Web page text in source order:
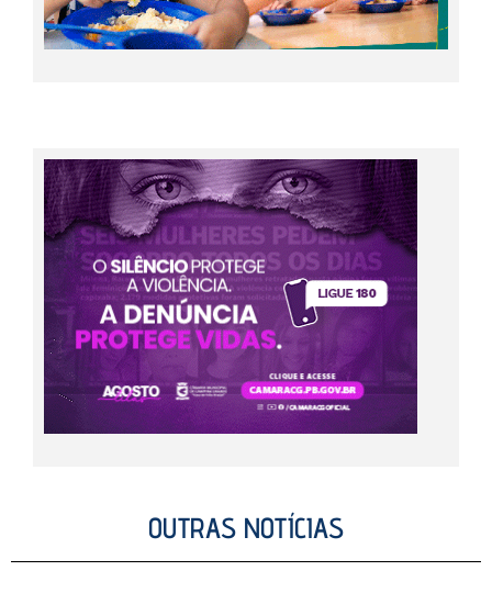
OUTRAS NOTÍCIAS